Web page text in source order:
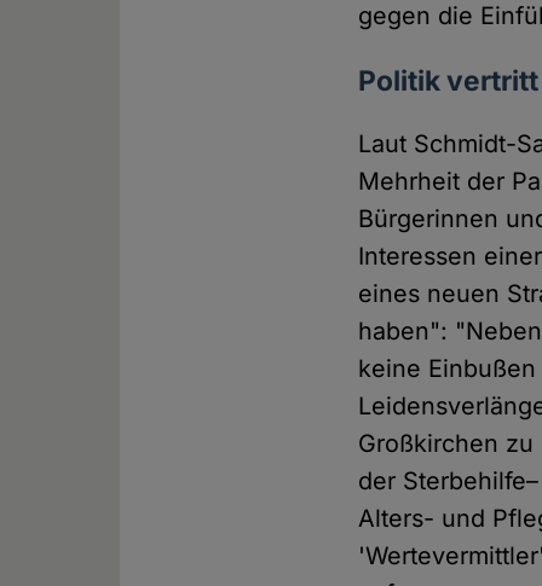
gegen die
Politik vertritt
Laut Schmidt-
Mehrheit der
Bürgerinnen
Interessen
eines neuen
haben":
keine
Großkirchen
der
Alters- und